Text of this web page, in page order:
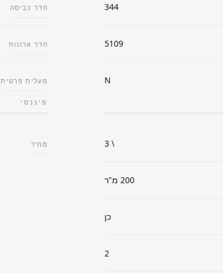
344
5109
N
חדר כביסה
חדר ארונות
מעלית פרטית
\ 3
200 מ"ר
כן
2
פיננסי
מחיר